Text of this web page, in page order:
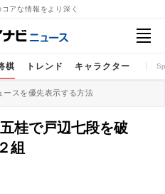
アな情報をより深く
棋 トレンド キャラクター
スを優先表示する方法
桂で戸辺七段を破
組